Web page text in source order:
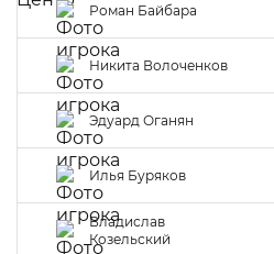
Роман Байбара
Никита Волоченков
Эдуард Оганян
Илья Буряков
Владислав
Козельский